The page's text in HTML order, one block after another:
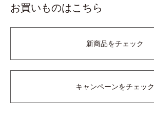
お買いものはこちら
新商品をチェック
キャンペーンをチェック